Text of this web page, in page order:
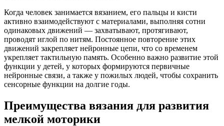
Когда человек занимается вязанием, его пальцы и кисти
активно взаимодействуют с материалами, выполняя сотни
одинаковых движений — захватывают, протягивают,
проводят иглой по нитям. Постоянное повторение этих
движений закрепляет нейронные цепи, что со временем
укрепляет тактильную память. Особенно важно развитие этой
функции у детей, у которых формируются первичные
нейронные связи, а также у пожилых людей, чтобы сохранить
сенсорные функции на долгие годы.
Преимущества вязания для развития
мелкой моторики